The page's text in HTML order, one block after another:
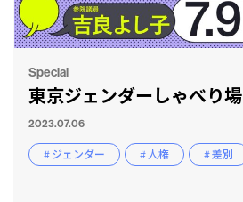
Special
東京ジェンダーしゃべり場
2023.07.06
# ジェンダー # 人権 # 差別